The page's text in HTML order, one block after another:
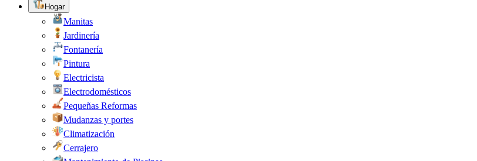
Hogar
Manitas
Jardinería
Fontanería
Pintura
Electricista
Electrodomésticos
Pequeñas Reformas
Mudanzas y portes
Climatización
Cerrajero